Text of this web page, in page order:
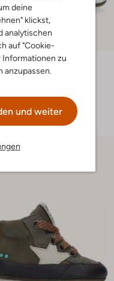
deine
klickst,
analytischen
auf "Cookie-
Informationen zu
anzupassen.
und weiter
Artikel
High